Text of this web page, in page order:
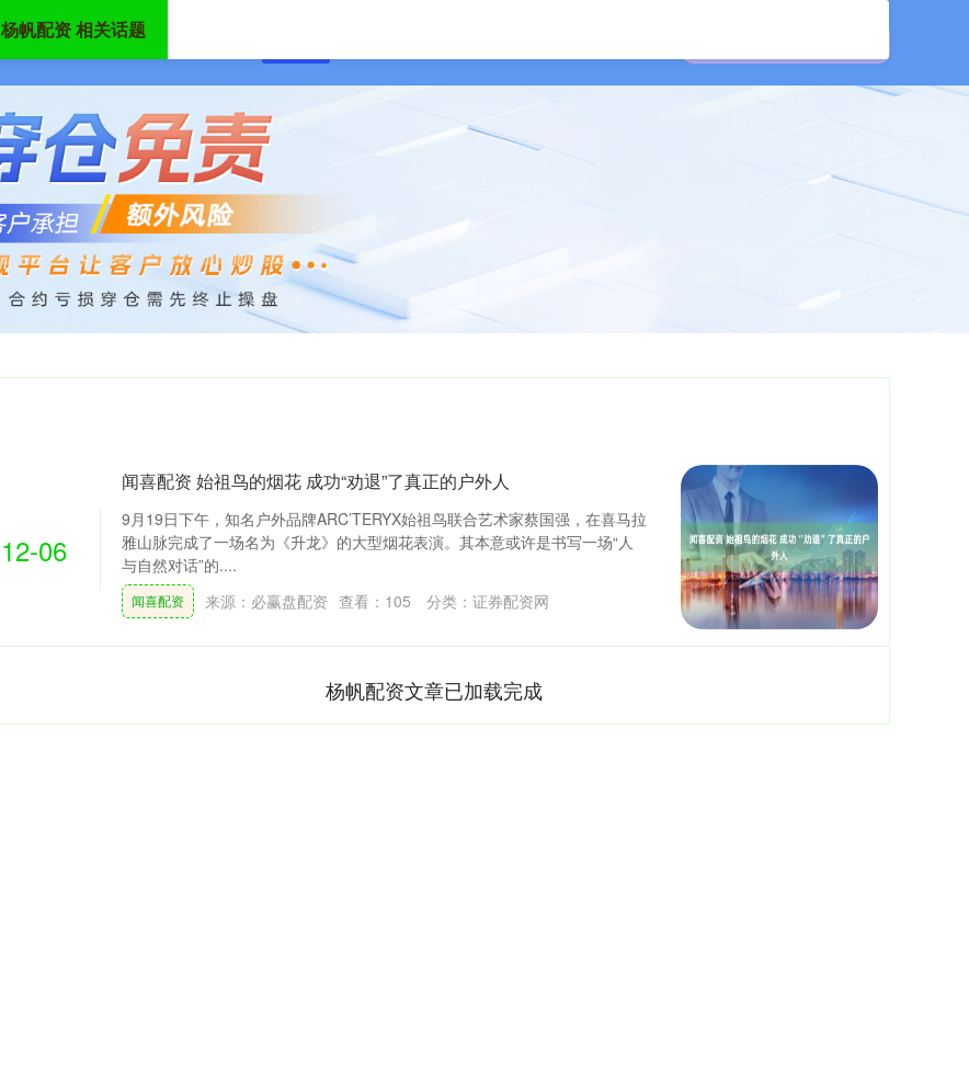
杨帆配资 相关话题
12-06
闻喜配资 始祖鸟的烟花 成功“劝退”了真正的户外人
9月19日下午，知名户外品牌ARC’TERYX始祖鸟联合艺术家蔡国强，在喜马拉
雅山脉完成了一场名为《升龙》的大型烟花表演。其本意或许是书写一场“人
与自然对话”的....
闻喜配资 来源：必赢盘配资 查看： 105 分类： 证券配资网
杨帆配资文章已加载完成